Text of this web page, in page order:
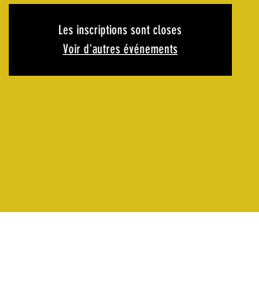
Les inscriptions sont closes
Voir d'autres événements